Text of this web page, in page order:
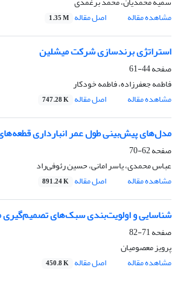
مشاهده مقاله
اصل مقاله 1.35 M
استراتژی برندسازی شرکت میشلین
صفحه44-61
فاطمه جعفرزاده، فاطمه خودکار
مشاهده مقاله
اصل مقاله 747.28 K
مدل‌های پیش‌بینی طول عمر انبارداری
صفحه62-70
عباس محمدی، یاسر امانی، حسین رئوفی‌راد
مشاهده مقاله
اصل مقاله 891.24 K
شناسایی و اولویت‌بندی سبک‌های تصمیم‌گیری
صفحه71-82
پرویز معصومیان
مشاهده مقاله
اصل مقاله 450.8 K